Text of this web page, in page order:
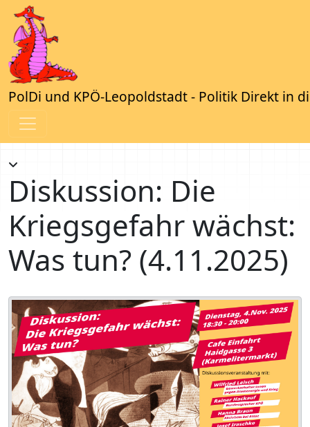
PolDi und KPÖ-Leopoldstadt - Politik Direkt in
Diskussion: Die
Kriegsgefahr wächst:
Was tun? (4.11.2025)